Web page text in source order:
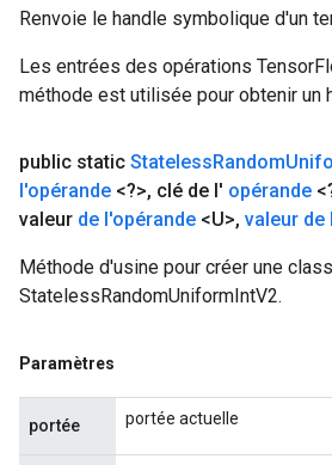
Renvoie le handle symbolique d'un
Les entrées des opérations
méthode est utilisée pour obtenir un
public static StatelessRandom
l'opérande <?>, clé de l' opérande
valeur de l'opérande <U>, valeur de
Méthode d'usine pour créer une
StatelessRandomUniformIntV2.
Paramètres
portée portée actuelle